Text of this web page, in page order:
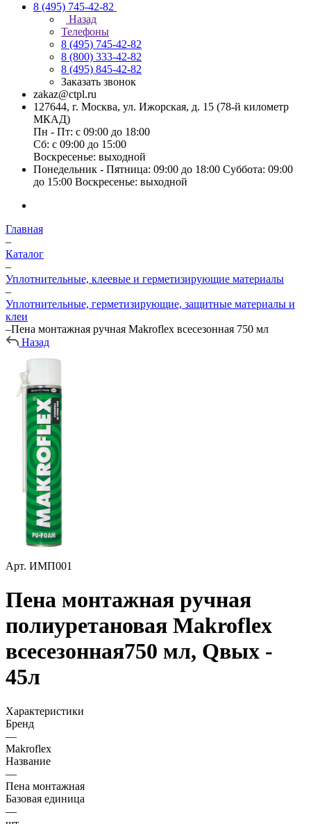
8 (495) 745-42-82
Назад
Телефоны
8 (495) 745-42-82
8 (800) 333-42-82
8 (495) 845-42-82
Заказать звонок
zakaz@ctpl.ru
127644, г. Москва, ул. Ижорская, д. 15 (78-й километр
МКАД)
Пн - Пт: с 09:00 до 18:00
Сб: с 09:00 до 15:00
Воскресенье: выходной
Понедельник - Пятница: 09:00 до 18:00 Суббота: 09:00
до 15:00 Воскресенье: выходной
Главная
–
Каталог
–
Уплотнительные, клеевые и герметизирующие материалы
–
Уплотнительные, герметизирующие, защитные материалы и
клеи
–Пена монтажная ручная Makroflex всесезонная 750 мл
Назад
Арт. ИМП001
Пена монтажная ручная
полиуретановая Makroflex
всесезонная750 мл, Qвых -
45л
Характеристики
Бренд
—
Makroflex
Название
—
Пена монтажная
Базовая единица
—